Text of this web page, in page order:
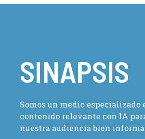
SINAPSIS
Somos un medio especializado
contenido relevante con IA
nuestra audiencia bien